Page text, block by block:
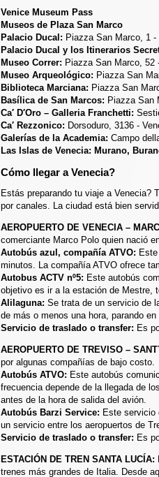
Venice Museum Pass
Museos de Plaza San Marco
Palacio Ducal: Piazza San Marco, 1 -
Palacio Ducal y los Itinerarios
Museo Correr: Piazza San Marco, 52
Museo Arqueológico: Piazza San
Biblioteca Marciana: Piazza San
Basílica de San Marcos: Piazza San
Ca′ D′Oro – Galleria Franchetti:
Ca′ Rezzonico: Dorsoduro, 3136 -
Galerías de la Academia: Campo
Las Islas de Venecia: Murano,
Cómo llegar a Venecia?
Estás preparando tu viaje a Venecia?
por canales. La ciudad está bien
AEROPUERTO DE VENECIA –
comerciante Marco Polo quien nació
Autobús azul, compañía ATVO:
minutos. La compañía ATVO ofrece
Autobus ACTV nº5: Este autobús
objetivo es ir a la estación de Mestre,
Alilaguna: Se trata de un servicio de
de más o menos una hora, parando
Servicio de traslado o transfer: Es
AEROPUERTO DE TREVISO –
por algunas compañías de bajo costo.
Autobús ATVO: Este autobús
frecuencia depende de la llegada de
antes de la hora de salida del avión.
Autobús Barzi Service: Este servicio
un servicio entre los aeropuertos de
Servicio de traslado o transfer: Es
ESTACIÓN DE TREN SANTA LUCÍA:
trenes más grandes de Italia. Desde